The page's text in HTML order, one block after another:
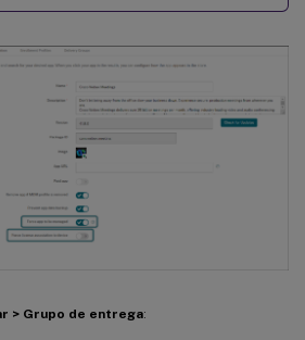
> Grupo de entrega: